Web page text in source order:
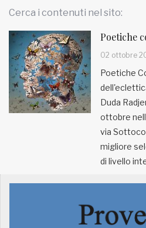
HOME
RUBRICHE
MUNICIPI
Inviateci le vostre segnalazioni
Fondato e diretto da Enzo De
Cerca i contenuti nel sito:
Poetiche
02 ottobre
Poetiche
Duda
ottobre
via
migliore
di livello